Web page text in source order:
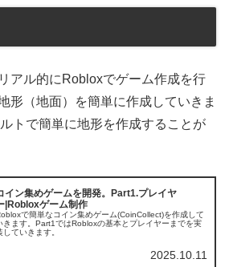
アル的にRobloxでゲーム作成を行
形（地面）を簡単に作成していきま
トで簡単に地形を作成することが
イン集めゲームを開発。Part1.プレイヤ
|Robloxゲーム制作
で簡単なコイン集めゲーム(CoinCollect)を作成して
きます。Part1ではRobloxの基本とプレイヤーまでを実
していきます。
2025.10.11